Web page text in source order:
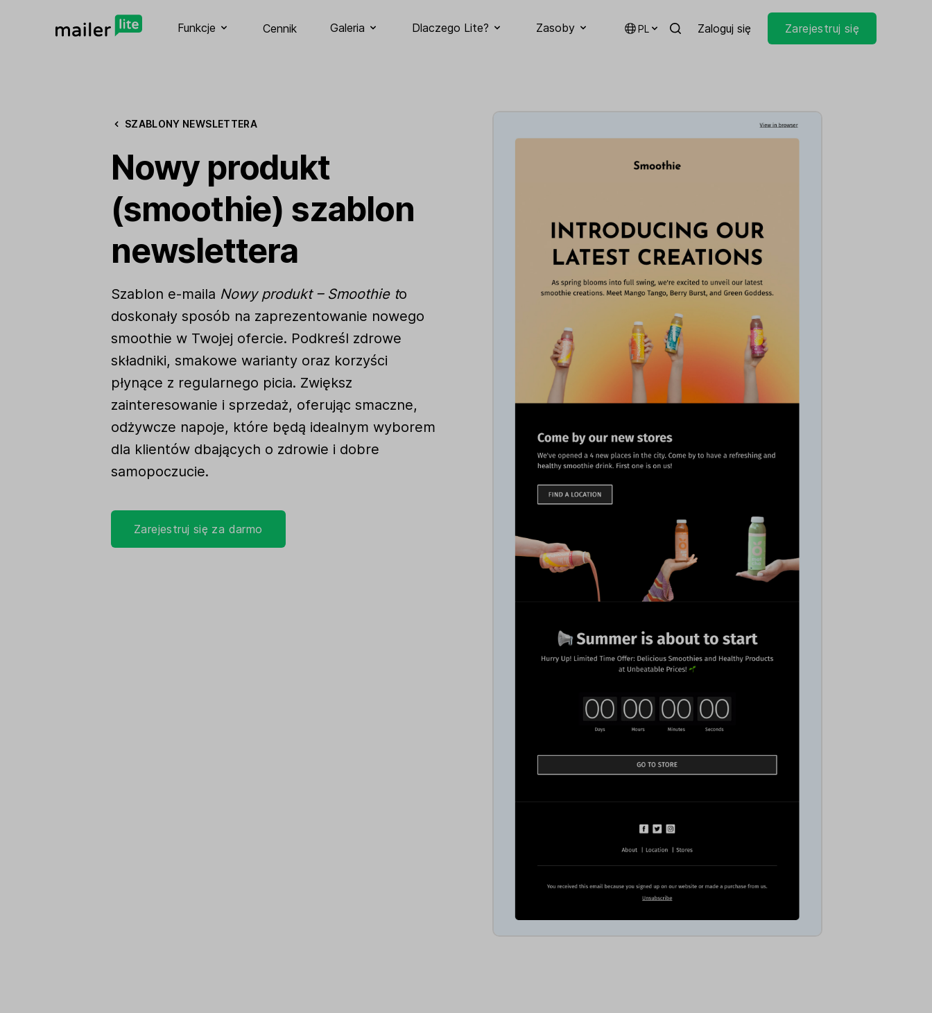
Funkcje Cennik Galeria Dlaczego Lite? Zasoby PL Zaloguj się Zarejestruj się
SZABLONY NEWSLETTERA
Nowy produkt
(smoothie) szablon
newslettera
Szablon e-maila Nowy produkt – Smoothie to
doskonały sposób na zaprezentowanie nowego
smoothie w Twojej ofercie. Podkreśl zdrowe
składniki, smakowe warianty oraz korzyści
płynące z regularnego picia. Zwiększ
zainteresowanie i sprzedaż, oferując smaczne,
odżywcze napoje, które będą idealnym wyborem
dla klientów dbających o zdrowie i dobre
samopoczucie.
Zarejestruj się za darmo